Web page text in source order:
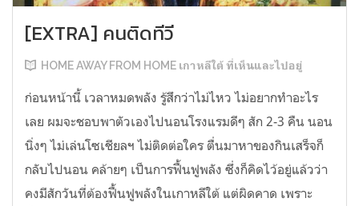
[EXTRA] คนติดทีวี
HOME AWAY FROM HOME เกาหลีใต้ ที่เห็นและไปอยู่
ก่อนหน้านี้ เวลาหมดพลัง รู้สึกว่าไม่ไหว ไม่อยากทำอะไร
เลย ผมจะชอบพาตัวเองไปนอนโรงแรมดีๆ สัก 2-3 คืน นอน
นิ่งๆ ไม่เล่นโซเชียลฯ ไม่ติดต่อใคร ตื่นมาหาของกินเสร็จก็
กลับไปนอน คล้ายๆ เป็นการฟื้นฟูพลัง ซึ่งก็คิดไว้อยู่แล้วว่า
คงมีสักวันที่ต้องฟื้นฟูพลังในเกาหลีใต้ แต่ผิดคาด เพราะ